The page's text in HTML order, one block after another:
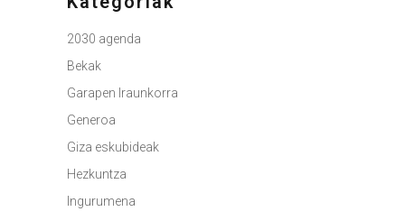
2030 agenda
Bekak
Garapen Iraunkorra
Generoa
Giza eskubideak
Hezkuntza
Ingurumena